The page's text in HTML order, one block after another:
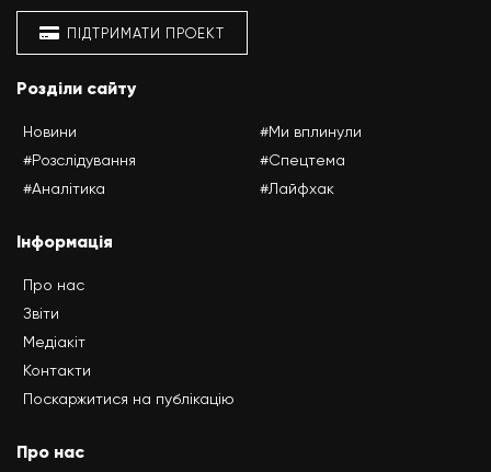
ПІДТРИМАТИ ПРОЕКТ
Розділи сайту
Новини
#Розслідування
#Аналітика
#Ми вплинули
#Спецтема
#Лайфхак
Інформація
Про нас
Звіти
Медіакіт
Контакти
Поскаржитися на публікацію
Про нас